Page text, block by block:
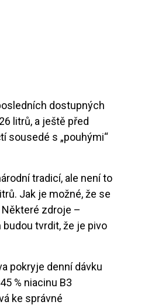
dostupných
litrů, a ještě před
sousedé s „pouhými“
tradicí, ale není to
Jak je možné, že se
zdroje –
tvrdit, že je pivo
pokryje denní dávku
% niacinu B3
ke správné